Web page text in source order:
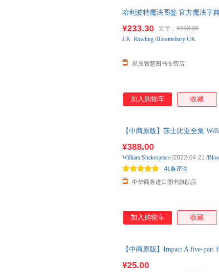
哈利波特魔法图鉴 官方魔法字
¥233.30 定价： ¥233.30
星辰智慧图书专营店
J.K. Rowling /Bloomsbury UK
加入购物车 收藏
【中商原版】莎士比亚全集
¥388.00
中华商务进口图书旗舰店
41条评论
William Shakespeare /2022-04-21 /
加入购物车 收藏
【中商原版】Impact A five-part
¥25.00